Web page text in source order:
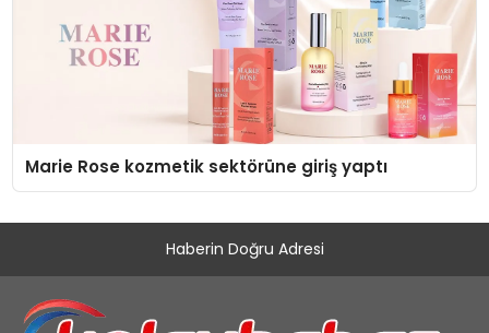
Marie Rose kozmetik sektörüne giriş yaptı
Haberin Doğru Adresi